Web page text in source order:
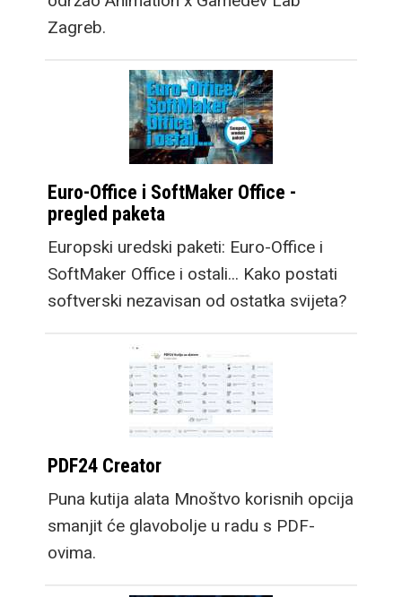
Zagreb.
Euro-Office i SoftMaker Office -
pregled paketa
Europski uredski paketi: Euro-Office i
SoftMaker Office i ostali... Kako postati
softverski nezavisan od ostatka svijeta?
PDF24 Creator
Puna kutija alata Mnoštvo korisnih opcija
smanjit će glavobolje u radu s PDF-
ovima.